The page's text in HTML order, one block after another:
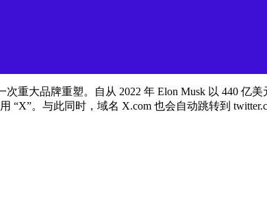
重大品牌重塑。自从 2022 年 Elon Musk 以 440 亿
“X”。与此同时，域名 X.com 也会自动跳转到